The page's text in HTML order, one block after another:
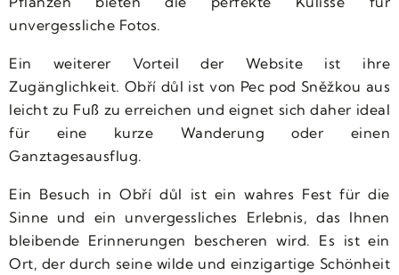
unvergessliche Fotos.
Ein weiterer Vorteil der Website ist ihre
Zugänglichkeit. Obří důl ist von Pec pod Sněžkou aus
leicht zu Fuß zu erreichen und eignet sich daher ideal
für eine kurze Wanderung oder einen
Ganztagesausflug.
Ein Besuch in Obří důl ist ein wahres Fest für die
Sinne und ein unvergessliches Erlebnis, das Ihnen
bleibende Erinnerungen bescheren wird. Es ist ein
Ort, der durch seine wilde und einzigartige Schönheit